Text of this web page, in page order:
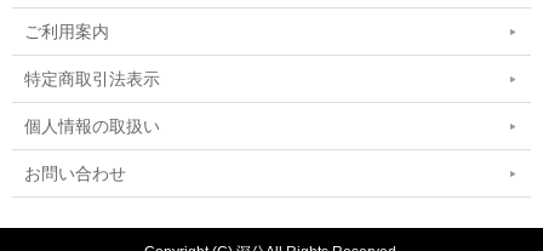
ご利用案内
特定商取引法表示
個人情報の取扱い
お問い合わせ